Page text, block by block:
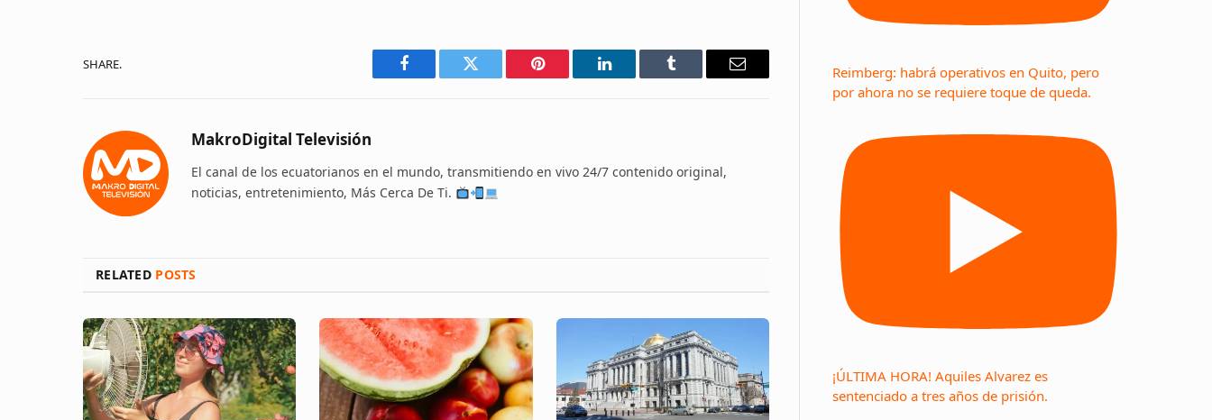
SHARE.
Facebook Twitter Pinterest LinkedIn Tumblr Email
MakroDigital Televisión
El canal de los ecuatorianos en el mundo, transmitiendo en vivo 24/7 contenido original,
noticias, entretenimiento, Más Cerca De Ti.
RELATED POSTS
Reimberg: habrá operativos en Quito, pero
por ahora no se requiere toque de queda.
¡ÚLTIMA HORA! Aquiles Alvarez es
sentenciado a tres años de prisión.